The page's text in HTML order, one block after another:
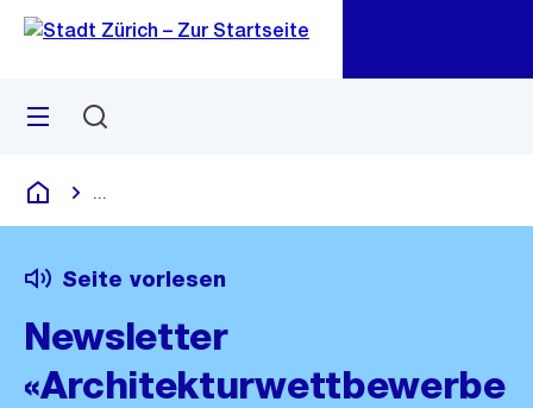
Navigation
Sprunglink
Menü
Deutsch
Seite vorlesen
Newsletter
«Architekturwettbewerbe